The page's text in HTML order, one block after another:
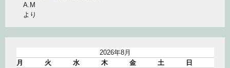
A.M
より
2026年8月
月
火 水 木 金 土
日